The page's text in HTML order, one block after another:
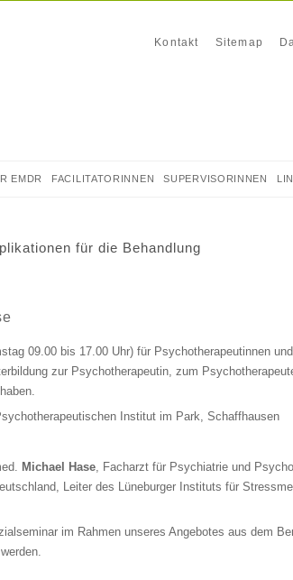
überspringen
Kontakt Sitemap
EMDR FACILITATORINNEN SUPERVISORINNEN
für die Behandlung
09.00 bis 17.00 Uhr) für Psychotherapeutinnen
zur Psychotherapeutin, zum
Institut im Park, Schaffhausen
Michael Hase , Facharzt für Psychiatrie und
Leiter des Lüneburger Instituts für
im Rahmen unseres Angebotes aus dem